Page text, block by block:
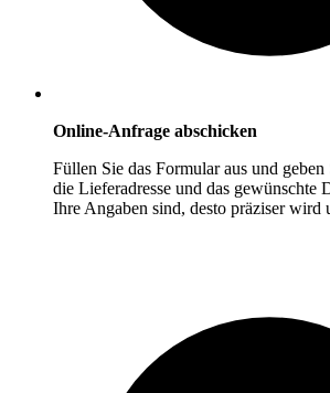
Online-Anfrage abschicken
Füllen Sie das Formular aus und
die Lieferadresse und das gewünschte
Ihre Angaben sind, desto präziser wird